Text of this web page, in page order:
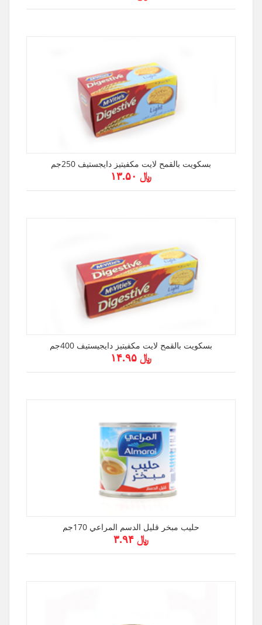
بسكويت بالقمح لايت مكفيتيز دايجستيف 250جم
﷼ ۱۳.۵۰
بسكويت بالقمح لايت مكفيتيز دايجيستيف 400جم
﷼ ۱۴.۹۵
حليب مبخر قليل الدسم المراعي 170جم
﷼ ۳.۹۴